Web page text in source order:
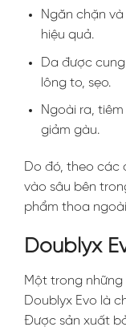
Ngăn chặn
hiệu quả.
Da được
lông to, sẹo.
Ngoài ra,
giảm gàu.
Do đó, theo các
vào sâu bên
phẩm thoa
Doublyx
Một trong những
Doublyx Evo là
Được sản xuất